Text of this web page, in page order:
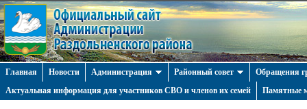
Главная Новости Администрация Районный совет
Обращения
Актуальная информация для участников СВО и членов их семей
Памятные